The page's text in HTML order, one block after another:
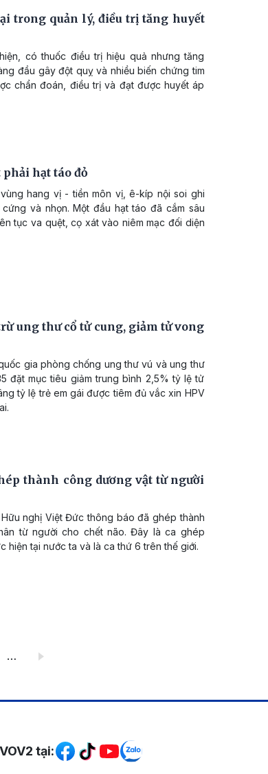
trong quản lý, điều trị tăng huyết
có thuốc điều trị hiệu quả nhưng tăng
đầu gây đột quỵ và nhiều biến chứng tim
chẩn đoán, điều trị và đạt được huyết áp
hạt táo đỏ
hang vị - tiền môn vị, ê-kíp nội soi ghi
và nhọn. Một đầu hạt táo đã cắm sâu
tục va quệt, cọ xát vào niêm mạc đối diện
ung thư cổ tử cung, giảm tử vong
gia phòng chống ung thư vú và ung thư
đặt mục tiêu giảm trung bình 2,5% tỷ lệ tử
tỷ lệ trẻ em gái được tiêm đủ vắc xin HPV
thành công dương vật từ người
nghị Việt Đức thông báo đã ghép thành
từ người cho chết não. Đây là ca ghép
hiện tại nước ta và là ca thứ 6 trên thế giới.
…
xã hội
tại: